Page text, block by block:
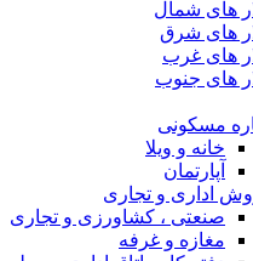
های شمال
های شرق
های غرب
های جنوب
مسکونی
خانه و ویلا
آپارتمان
اداری و تجاری
صنعتی ، کشاورزی و تجاری
مغازه و غرفه